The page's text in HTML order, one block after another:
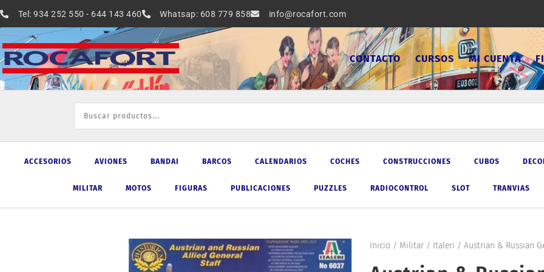
al
contenido
Tel: 934 252 550 - 644 143 460 Whatsap: 608 779 858 info@rocafort.com
CONTACTO CURSOS MI CUENTA
ACCESORIOS AVIONES BANDAI BARCOS CALENDARIOS COCHES CONSTRUCCIONES CUBOS
MILITAR MOTOS FIGURAS PUBLICACIONES PUZZLES RADIOCONTROL SLOT TRANVIAS
Inicio / Militar/ Italeri / Austrian & Russian